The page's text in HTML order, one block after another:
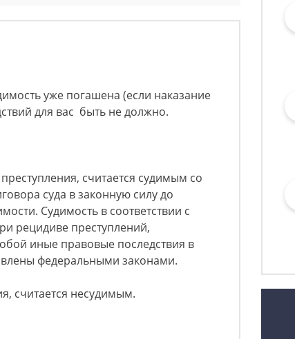
уже погашена (если наказание
для вас быть не должно.
считается судимым со
суда в законную силу до
Судимость в соответствии с
рецидиве преступлений,
иные правовые последствия в
федеральными законами.
считается несудимым.